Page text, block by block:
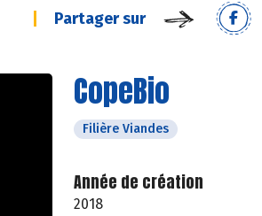
Partager sur
CopeBio
Filière Viandes
Année de création
2018